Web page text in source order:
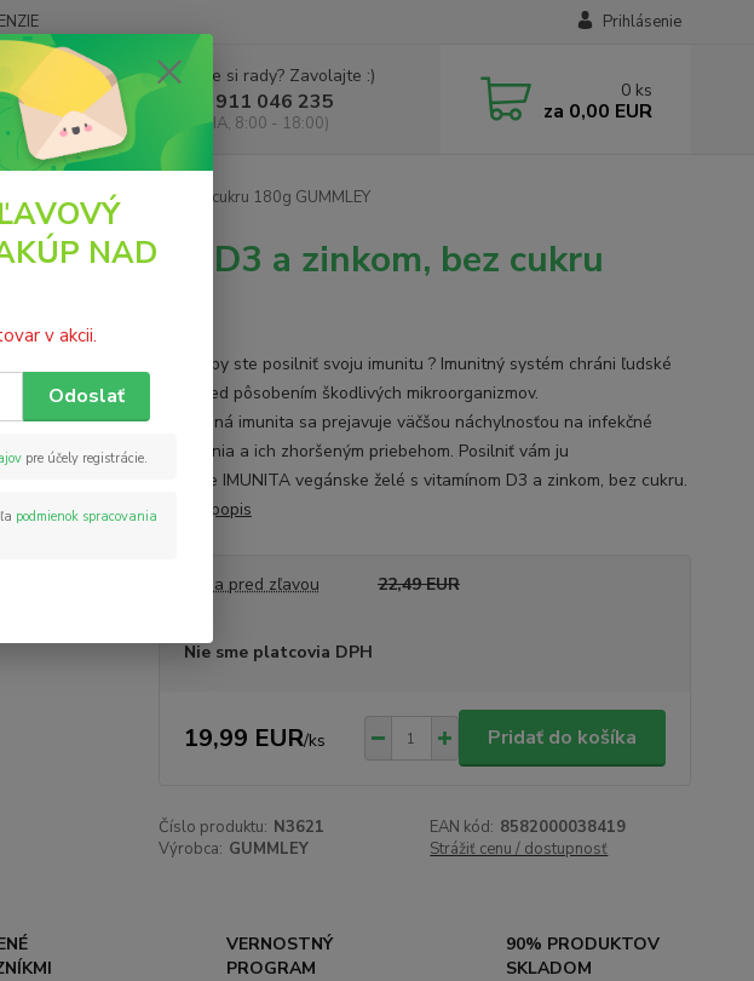
Prihlásenie
Neviete si rady? Zavolajte :)
+421 911 046 235
(PO - PIA, 8:00 - 18:00)
0 ks
za 0,00 EUR
D3 a zinkom, bez cukru 180g GUMMLEY
vitamínom D3 a zinkom, bez cukru
Chceli by ste posilniť svoju imunitu ? Imunitný systém chráni ľudské
telo pred pôsobením škodlivých mikroorganizmov.
Oslabená imunita sa prejavuje väčšou náchylnosťou na infekčné
ochorenia a ich zhoršeným priebehom. Posilniť vám ju
pomôže IMUNITA vegánske želé s vitamínom D3 a zinkom, bez cukru.
celý popis
Cena pred zľavou 22,49 EUR
Nie sme platcovia DPH
19,99 EUR/ks Pridať do košíka
Číslo produktu: N3621 EAN kód: 8582000038419
Výrobca: GUMMLEY Strážiť cenu / dostupnosť
VERNOSTNÝ
PROGRAM
90% PRODUKTOV
SKLADOM
NAD
v akcii.
Odoslať
pre účely registrácie.
podmienok spracovania